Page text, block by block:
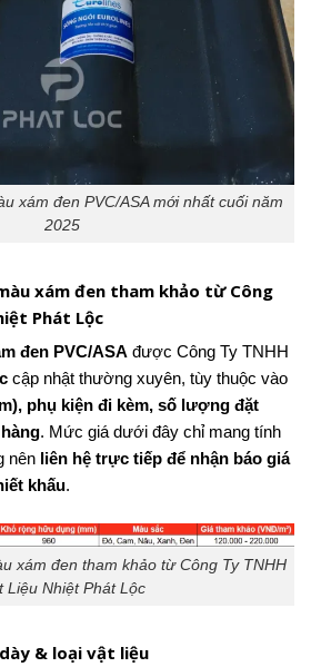
xám đen PVC/ASA mới nhất cuối năm
2025
xám đen tham khảo từ Công
Phát Lộc
đen PVC/ASA được Công Ty TNHH
cập nhật thường xuyên, tùy thuộc vào
phụ kiện đi kèm, số lượng đặt
. Mức giá dưới đây chỉ mang tính
nên liên hệ trực tiếp để nhận báo giá
khấu.
xám đen tham khảo từ Công Ty TNHH
Liệu Nhiệt Phát Lộc
& loại vật liệu